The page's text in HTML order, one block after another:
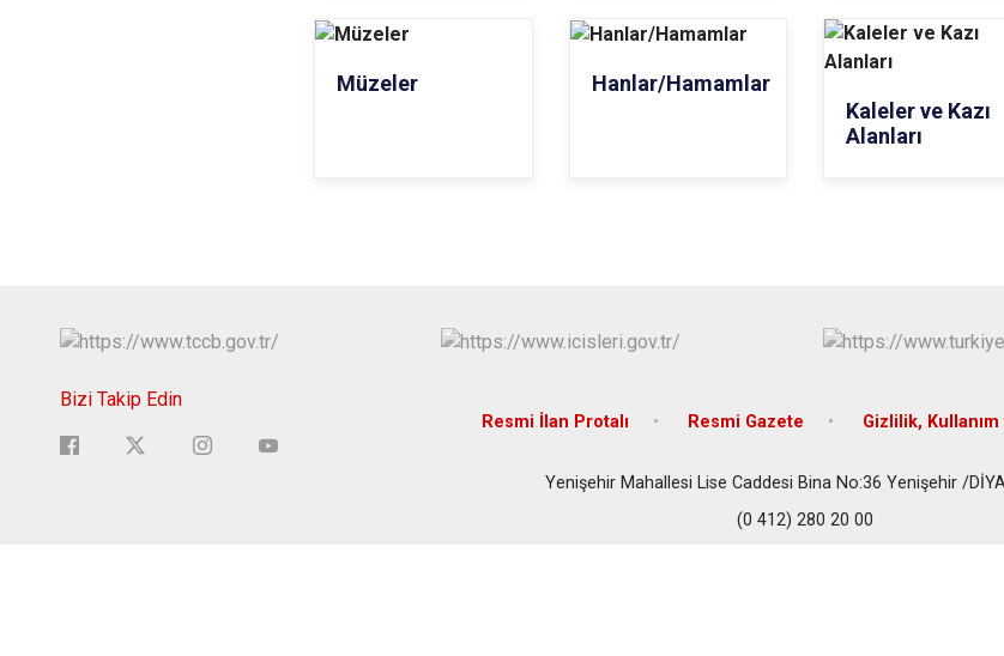
Müzeler
Hanlar/Hamamlar
Kaleler ve Kazı
Alanları
Bizi Takip Edin
Resmi İlan Protalı Resmi Gazete Gizlilik,
Yenişehir Mahallesi Lise Caddesi Bina No:36 Yenişehir /
(0 412) 280 20 00